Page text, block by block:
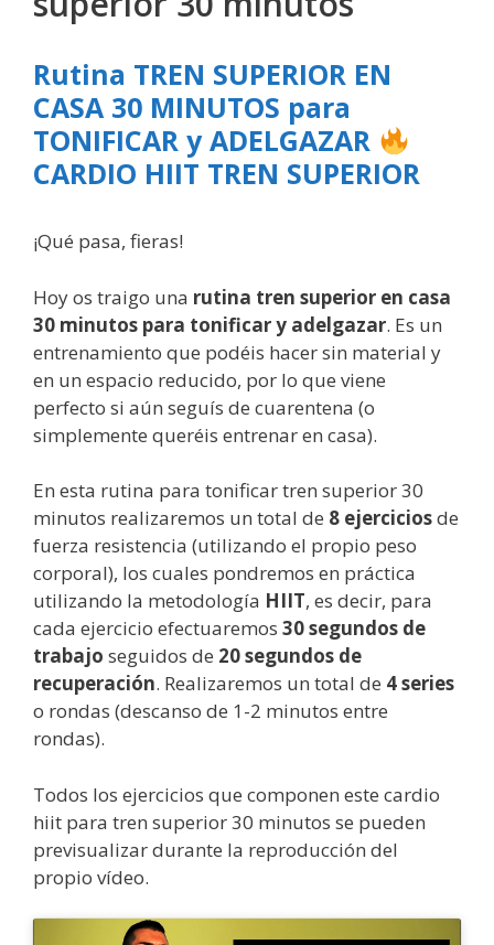
Rutina TREN SUPERIOR EN
CASA 30 MINUTOS para
TONIFICAR y ADELGAZAR
CARDIO HIIT TREN SUPERIOR
¡Qué pasa, fieras!
Hoy os traigo una rutina tren superior en casa
30 minutos para tonificar y adelgazar. Es un
entrenamiento que podéis hacer sin material y
en un espacio reducido, por lo que viene
perfecto si aún seguís de cuarentena (o
simplemente queréis entrenar en casa).
En esta rutina para tonificar tren superior 30
minutos realizaremos un total de 8 ejerciciosde
fuerza resistencia (utilizando el propio peso
corporal), los cuales pondremos en práctica
utilizando la metodología HIIT, es decir, para
cada ejercicio efectuaremos 30 segundos de
trabajo seguidos de 20 segundos de
recuperación. Realizaremos un total de 4 series
o rondas (descanso de 1-2 minutos entre
rondas).
Todos los ejercicios que componen este cardio
hiit para tren superior 30 minutos se pueden
previsualizar durante la reproducción del
propio vídeo.